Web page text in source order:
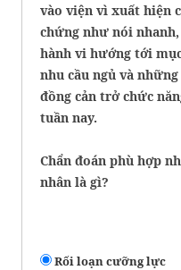
vào viện vì xuất hiện
chứng như nói
hành vi hướng tới
nhu cầu ngủ và
đồng cản trở chức
tuần nay.
Chẩn đoán phù hợp
nhân là gì?
Rối loạn cưỡng lực